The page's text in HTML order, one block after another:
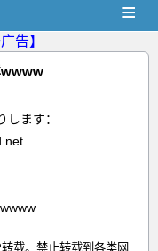
≡
告】
wwww
ます：
载。禁止转载到各类网